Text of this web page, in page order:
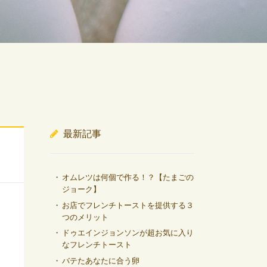
最新記事
オムレツは何個で作る！？【たまごの
ジョーク】
お店でフレンチトーストを提供する３
つのメリット
ドゥエインジョンソンが超お気に入り
なフレンチトースト
バテたあなたに合う卵